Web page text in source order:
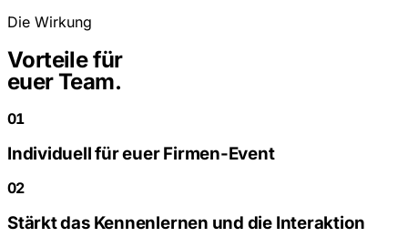
Die Wirkung
Vorteile für
euer Team.
01
Individuell für euer Firmen-Event
02
Stärkt das Kennenlernen und die Interaktion